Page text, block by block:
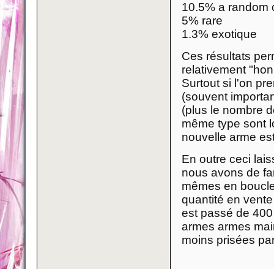
10.5% a random
5% rare
1.3% exotique
Ces résultats
relativement
Surtout si l'on
(souvent
(plus le nombre
même type sont
nouvelle arme
En outre ceci
nous avons de
mêmes en
quantité en
est passé de
armes armes
moins prisées